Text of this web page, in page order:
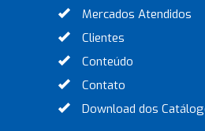
Mercados Atendidos
Clientes
Conteúdo
Contato
Download dos